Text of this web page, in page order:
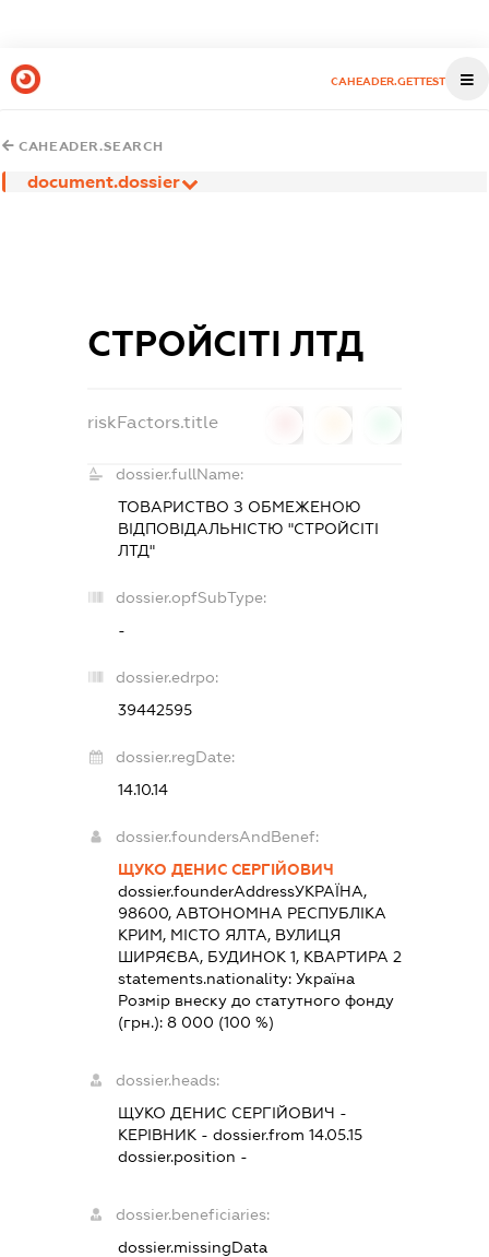
CAHEADER.GETTEST
CAHEADER.SEARCH
document.dossier
СТРОЙСІТІ ЛТД
riskFactors.title
dossier.fullName:
ТОВАРИСТВО З ОБМЕЖЕНОЮ
ВІДПОВІДАЛЬНІСТЮ "СТРОЙСІТІ
ЛТД"
dossier.opfSubType:
-
dossier.edrpo:
39442595
dossier.regDate:
14.10.14
dossier.foundersAndBenef:
ЩУКО ДЕНИС СЕРГІЙОВИЧ
dossier.founderAddressУКРАЇНА,
98600, АВТОНОМНА РЕСПУБЛІКА
КРИМ, МІСТО ЯЛТА, ВУЛИЦЯ
ШИРЯЄВА, БУДИНОК 1, КВАРТИРА 2
statements.nationality: Україна
Розмір внеску до статутного фонду
(грн.): 8 000 (100 %)
dossier.heads:
ЩУКО ДЕНИС СЕРГІЙОВИЧ -
КЕРІВНИК - dossier.from 14.05.15
dossier.position -
dossier.beneficiaries:
dossier.missingData